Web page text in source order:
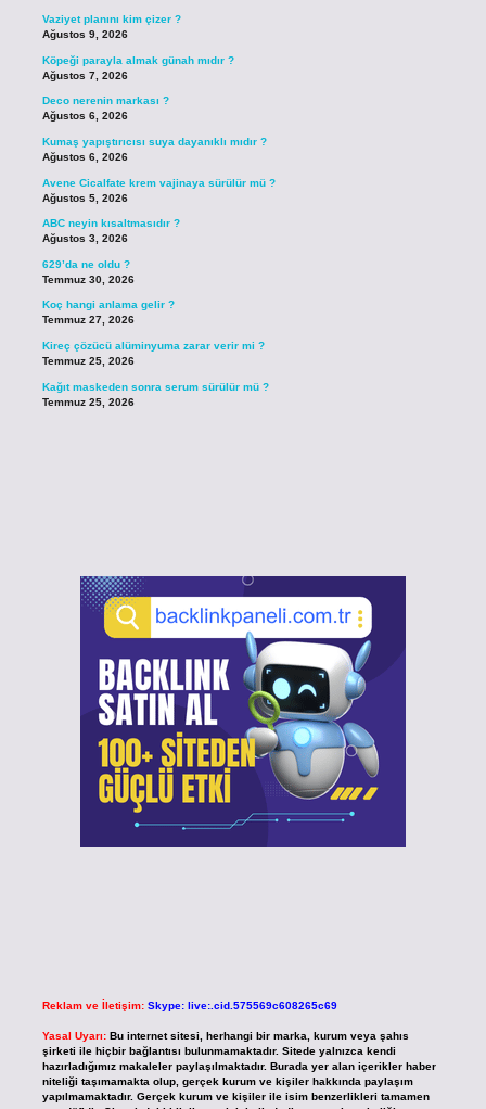
Vaziyet planını kim çizer ?
Ağustos 9, 2026
Köpeği parayla almak günah mıdır ?
Ağustos 7, 2026
Deco nerenin markası ?
Ağustos 6, 2026
Kumaş yapıştırıcısı suya dayanıklı mıdır ?
Ağustos 6, 2026
Avene Cicalfate krem vajinaya sürülür mü ?
Ağustos 5, 2026
ABC neyin kısaltmasıdır ?
Ağustos 3, 2026
629’da ne oldu ?
Temmuz 30, 2026
Koç hangi anlama gelir ?
Temmuz 27, 2026
Kireç çözücü alüminyuma zarar verir mi ?
Temmuz 25, 2026
Kağıt maskeden sonra serum sürülür mü ?
Temmuz 25, 2026
Reklam ve İletişim: Skype: live:.cid.575569c608265c69
Yasal Uyarı: Bu internet sitesi, herhangi bir marka, kurum veya şahıs
şirketi ile hiçbir bağlantısı bulunmamaktadır. Sitede yalnızca kendi
hazırladığımız makaleler paylaşılmaktadır. Burada yer alan içerikler haber
niteliği taşımamakta olup, gerçek kurum ve kişiler hakkında paylaşım
yapılmamaktadır. Gerçek kurum ve kişiler ile isim benzerlikleri tamamen